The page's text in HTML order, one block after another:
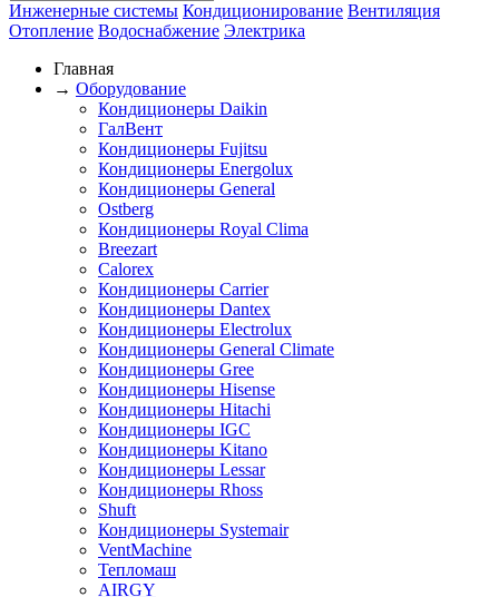
Инженерные системы Кондиционирование Вентиляция
Отопление Водоснабжение Электрика
Главная
→ Оборудование
Кондиционеры Daikin
ГалВент
Кондиционеры Fujitsu
Кондиционеры Energolux
Кондиционеры General
Ostberg
Кондиционеры Royal Clima
Breezart
Calorex
Кондиционеры Carrier
Кондиционеры Dantex
Кондиционеры Electrolux
Кондиционеры General Climate
Кондиционеры Gree
Кондиционеры Hisense
Кондиционеры Hitachi
Кондиционеры IGC
Кондиционеры Kitano
Кондиционеры Lessar
Кондиционеры Rhoss
Shuft
Кондиционеры Systemair
VentMachine
Тепломаш
AIRGY